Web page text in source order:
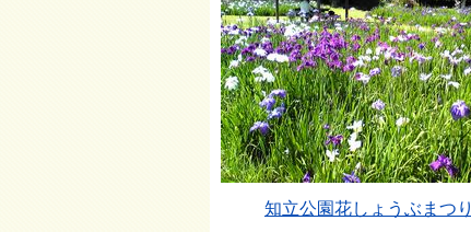
知立公園花しょうぶまつり